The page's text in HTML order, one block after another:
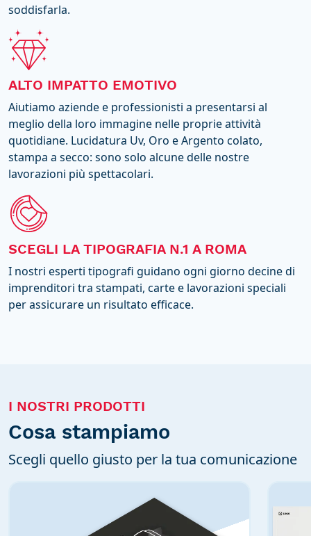
soddisfarla.
ALTO IMPATTO EMOTIVO
Aiutiamo aziende e professionisti a presentarsi al
meglio della loro immagine nelle proprie attività
quotidiane. Lucidatura Uv, Oro e Argento colato,
stampa a secco: sono solo alcune delle nostre
lavorazioni più spettacolari.
SCEGLI LA TIPOGRAFIA N.1 A ROMA
I nostri esperti tipografi guidano ogni giorno decine di
imprenditori tra stampati, carte e lavorazioni speciali
per assicurare un risultato efficace.
I NOSTRI PRODOTTI
Cosa stampiamo
Scegli quello giusto per la tua comunicazione